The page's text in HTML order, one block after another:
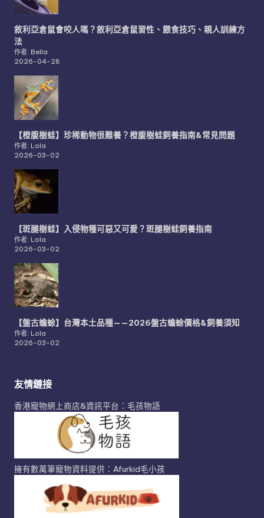
敘利亞倉鼠會咬人嗎？敘利亞倉鼠習性、餵食技巧、親人訓練方
法
作者: Bella
2026-04-28
【橙腹樹蛙】珍稀動物很難養？橙腹樹蛙飼養指南&常見問題
作者: Lola
2026-03-02
【斑腿樹蛙】入侵物種可惡又可愛？斑腿樹蛙飼養指南
作者: Lola
2026-03-02
【盤古蟾蜍】台灣本土品種——2026盤古蟾蜍價格&飼養須知
作者: Lola
2026-03-02
友情鏈接
香港寵物網上商店&資訊平台：毛孩物語
擁有數萬筆寵物資料提供：Afurkid毛小孩